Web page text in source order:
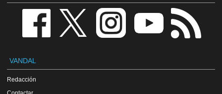
VANDAL
Redacción